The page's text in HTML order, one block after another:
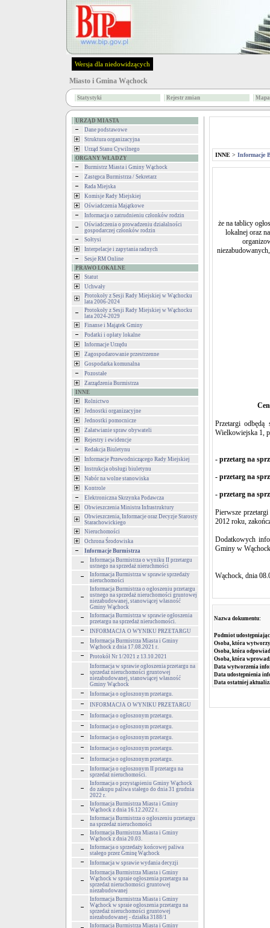
Wersja dla niedowidzących
Miasto i Gmina Wąchock
Statystyki Rejestr zmian
URZĄD MIASTA
Dane podstawowe
Struktura organizacyjna
Urząd Stanu Cywilnego
ORGANY WŁADZY
Burmistrz Miasta i Gminy Wąchock
Zastępca Burmistrza / Sekretarz
Rada Miejska
Komisje Rady Miejskiej
Oświadczenia Majątkowe
Informacja o zatrudnieniu członków rodzin
Oświadczenia o prowadzeniu działalności
gospodarczej członków rodzin
Sołtysi
Interpelacje i zapytania radnych
Sesje RM Online
PRAWO LOKALNE
Statut
Uchwały
Protokoły z Sesji Rady Miejskiej w Wąchocku
lata 2006-2024
Protokoły z Sesji Rady Miejskiej w Wąchocku
lata 2024-2029
Finanse i Majątek Gminy
Podatki i opłaty lokalne
Informacje Urzędu
Zagospodarowanie przestrzenne
Gospodarka komunalna
Pozostałe
Zarządzenia Burmistrza
INNE
Rolnictwo
Jednostki organizacyjne
Jednostki pomocnicze
Załatwianie spraw obywateli
Rejestry i ewidencje
Redakcja Biuletynu
Informacje Przewodniczącego Rady Miejskiej
Instrukcja obsługi biuletynu
Nabór na wolne stanowiska
Kontrole
Elektroniczna Skrzynka Podawcza
Obwieszczenia Ministra Infrastruktury
Obwieszczenia, Informacje oraz Decyzje Starosty
Starachowickiego
Nieruchomości
Ochrona Środowiska
Informacje Burmistrza
Informacja Burmistrza o wyniku II przetargu
ustnego na sprzedaż nieruchmości
Informacja Burmistrza w sprawie sprzedaży
nieruchomości
Informacja Burmistrza o ogłoszeniu przetargu
ustnego na sprzedaż nieruchomości gruntowej
niezabudowanej, stanowiącej własność
Gminy Wąchock
Informacja Burmistrza w sprawie ogłoszenia
przetargu na sprzedaż nieruchomości.
INFORMACJA O WYNIKU PRZETARGU
Informacja Burmistrza Miasta i Gminy
Wąchock z dnia 17.08.2021 r.
Protokół Nr 1/2021 z 13.10.2021
Informacja w sprawie ogłoszenia przetargu na
sprzedaż nieruchomości gruntowej
niezabudowanej, stanowiącej własność
Gminy Wąchock
Informacja o ogłoszonym przetargu.
INFORMACJA O WYNIKU PRZETARGU
Informacja o ogłoszonym przetargu.
Informacja o ogłoszonym przetargu.
Informacja o ogłoszonym przetargu.
Informacja o ogłoszonym przetargu.
Informacja o ogłoszonym przetargu.
Informacja o ogłoszonym II przetargu na
sprzedaż nieruchomości.
Informacja o przystąpieniu Gminy Wąchock
do zakupu paliwa stałego do dnia 31 grudnia
2022 r.
Informacja Burmistrza Miasta i Gminy
Wąchock z dnia 16.12.2022 r.
Informacja Burmistrza o ogłoszeniu przetargu
na sprzedaż nieruchomości
Informacja Burmistrza Miasta i Gminy
Wąchock z dnia 20.03.
Informacja o sprzedaży końcowej paliwa
stałego przez Gminę Wąchock
Informacja w sprawie wydania decyzji
Informacja Burmistrza Miasta i Gminy
Wąchock w spraie ogłoszenia przetargu na
sprzedaż nieruchomości gruntowej
niezabudowanej
Informacja Burmistrza Miasta i Gminy
Wąchock w spraie ogłoszenia przetargu na
sprzedaż nieruchomości gruntowej
niezabudowanej - działka 3188/1
Informacja Burmistrza Miasta i Gminy
INNE > Informacje
że na tablicy
lokalnej oraz
Przetargi
Wielkowiejska 1,
- przetarg na
- przetarg na
- przetarg na
Pierwsze
2012 roku,
Dodatkowych
Gminy w
Wąchock, dnia
Nazwa dokumentu:
Podmiot
Osoba, która
Osoba, która
Osoba, która
Data wytworzenia
Data udostępnienia
Data ostatniej